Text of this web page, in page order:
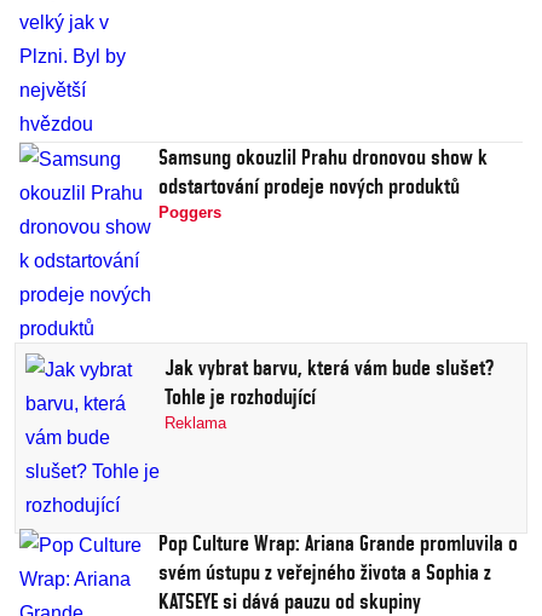
Samsung okouzlil Prahu dronovou show k
odstartování prodeje nových produktů
Poggers
Jak vybrat barvu, která vám bude slušet?
Tohle je rozhodující
Reklama
Pop Culture Wrap: Ariana Grande promluvila o
svém ústupu z veřejného života a Sophia z
KATSEYE si dává pauzu od skupiny